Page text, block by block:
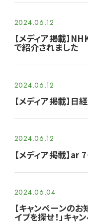
2024.06.12
【メディア掲載】
で紹介されました
2024.06.12
【メディア掲載】
2024.06.12
【メディア掲載】ar
2024.06.04
【キャンペーンの
イプを探せ！」キャ